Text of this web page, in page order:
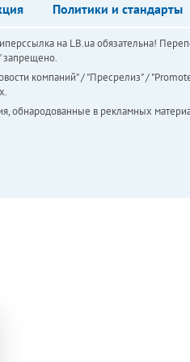
Политики и стандарты
на LB.ua обязательна!
запрещено.
компаний" / "Пресрелиз" /
обнародованные в рекламных